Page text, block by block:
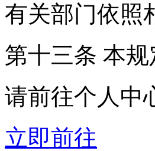
有关部门依照
第十三条 本
请前往个人中
立即前往